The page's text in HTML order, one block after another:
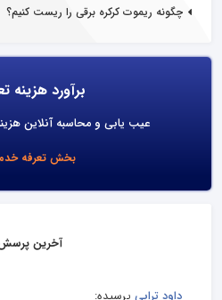
چگونه ریموت کرکره برقی را ریست کنیم؟
برآورد هزینه
عیب یابی و محاسبه آنلاین
بخش تعرفه
آخرین